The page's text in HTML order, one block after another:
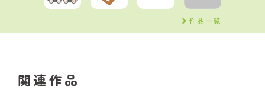
作品一覧
関連作品